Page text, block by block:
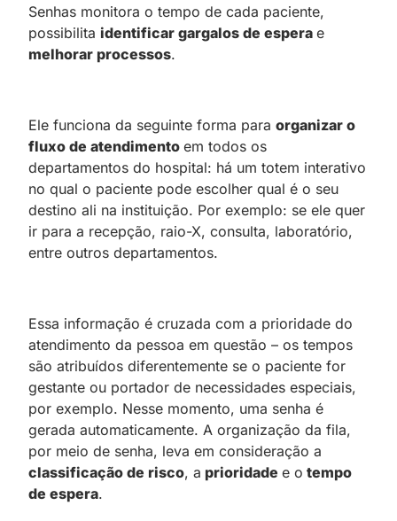
Senhas monitora o tempo de cada paciente,
possibilita identificar gargalos de espera e
melhorar processos.
Ele funciona da seguinte forma para organizar o
fluxo de atendimento em todos os
departamentos do hospital: há um totem interativo
no qual o paciente pode escolher qual é o seu
destino ali na instituição. Por exemplo: se ele quer
ir para a recepção, raio-X, consulta, laboratório,
entre outros departamentos.
Essa informação é cruzada com a prioridade do
atendimento da pessoa em questão – os tempos
são atribuídos diferentemente se o paciente for
gestante ou portador de necessidades especiais,
por exemplo. Nesse momento, uma senha é
gerada automaticamente. A organização da fila,
por meio de senha, leva em consideração a
classificação de risco, a prioridade e o tempo
de espera.